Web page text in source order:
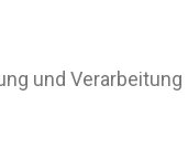
und Verarbeitung